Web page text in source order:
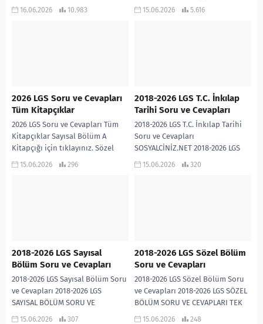
16.06.2026 10.983
1 İNDİR
15.06.2026 5.616
2026 LGS Soru ve Cevapları
Tüm Kitapçıklar
2026 LGS Soru ve Cevapları Tüm
Kitapçıklar Sayısal Bölüm A
Kitapçığı için tıklayınız. Sözel
Bölüm A Kitapçığı için tıklayınız.
15.06.2026 296
2018-2026 LGS T.C. İnkılap
Tarihi Soru ve Cevapları
2018-2026 LGS T.C. İnkılap Tarihi
Soru ve Cevapları
SOSYALCİNİZ.NET 2018-2026 LGS
T.C. İNKILAP TARİHİ SORU VE
15.06.2026 320
2018-2026 LGS Sayısal
Bölüm Soru ve Cevapları
2018-2026 LGS Sayısal Bölüm Soru
ve Cevapları 2018-2026 LGS
SAYISAL BÖLÜM SORU VE
CEVAPLARI TEK PDF
15.06.2026 307
2018-2026 LGS Sözel Bölüm
Soru ve Cevapları
2018-2026 LGS Sözel Bölüm Soru
ve Cevapları 2018-2026 LGS SÖZEL
BÖLÜM SORU VE CEVAPLARI TEK
PDF
15.06.2026 248